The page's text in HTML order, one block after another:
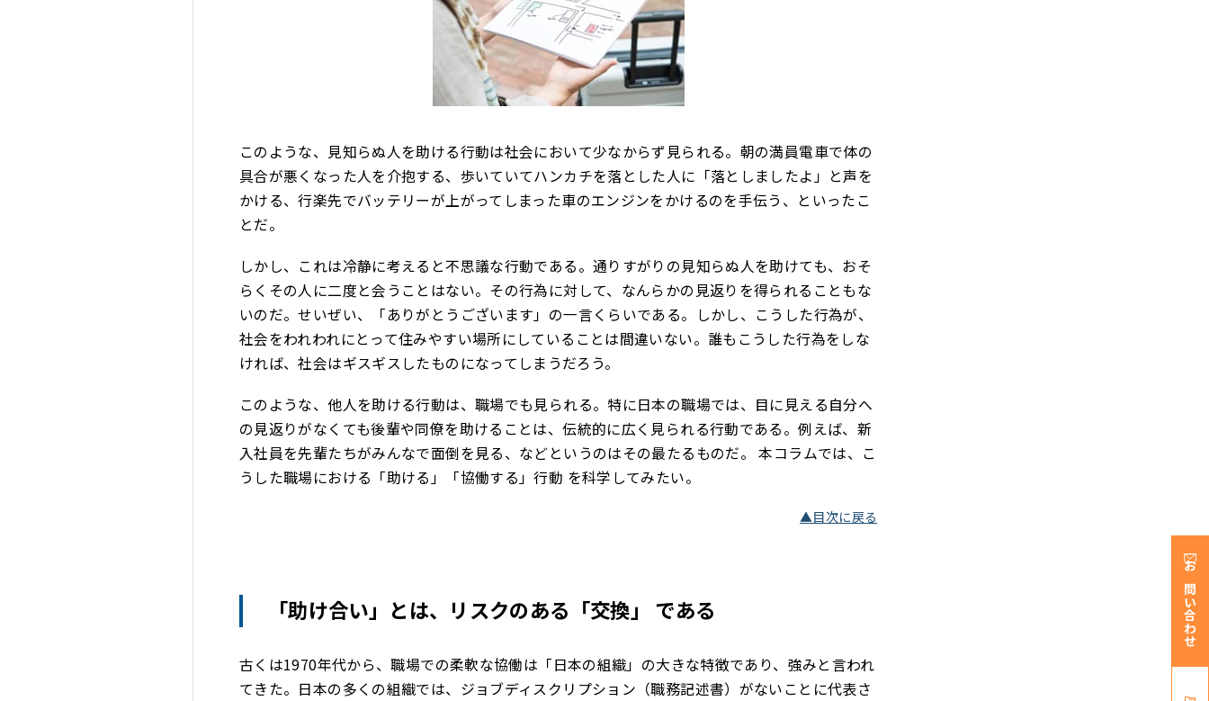
このような、見知らぬ人を助ける行動は社会において少なからず見られる。朝の満員電車で体の
具合が悪くなった人を介抱する、歩いていてハンカチを落とした人に「落としましたよ」と声を
かける、行楽先でバッテリーが上がってしまった車のエンジンをかけるのを手伝う、といったこ
とだ。
しかし、これは冷静に考えると不思議な行動である。通りすがりの見知らぬ人を助けても、おそ
らくその人に二度と会うことはない。その行為に対して、なんらかの見返りを得られることもな
いのだ。せいぜい、「ありがとうございます」の一言くらいである。しかし、こうした行為が、
社会をわれわれにとって住みやすい場所にしていることは間違いない。誰もこうした行為をしな
ければ、社会はギスギスしたものになってしまうだろう。
このような、他人を助ける行動は、職場でも見られる。特に日本の職場では、目に見える自分へ
の見返りがなくても後輩や同僚を助けることは、伝統的に広く見られる行動である。例えば、新
入社員を先輩たちがみんなで面倒を見る、などというのはその最たるものだ。 本コラムでは、こ
うした職場における「助ける」「協働する」行動 を科学してみたい。
▲目次に戻る
「助け合い」とは、リスクのある「交換」 である
古くは1970年代から、職場での柔軟な協働は「日本の組織」の大きな特徴であり、強みと言われ
てきた。日本の多くの組織では、ジョブディスクリプション（職務記述書）がないことに代表さ
お問い合わせ